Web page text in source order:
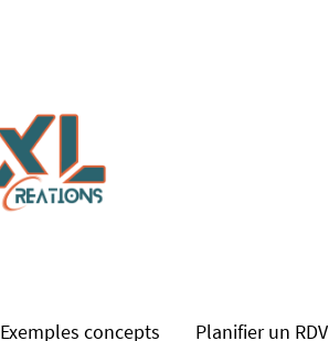
Exemples concepts Planifier un RDV